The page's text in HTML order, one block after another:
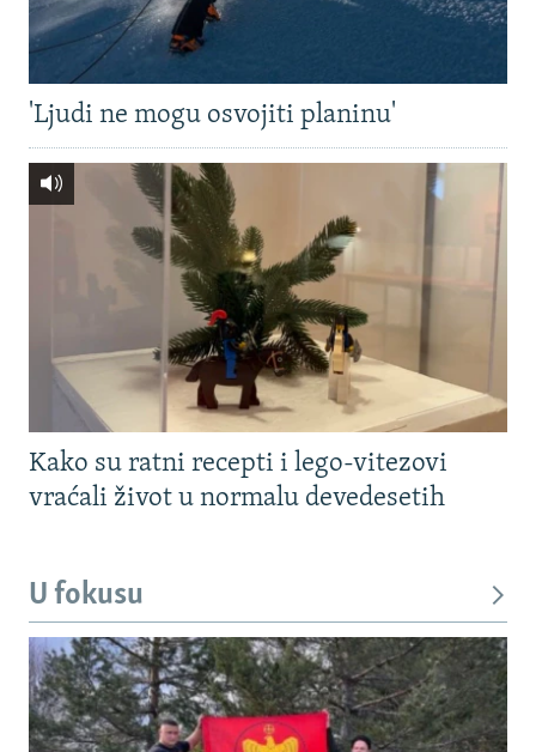
'Ljudi ne mogu osvojiti planinu'
Kako su ratni recepti i lego-vitezovi
vraćali život u normalu devedesetih
U fokusu